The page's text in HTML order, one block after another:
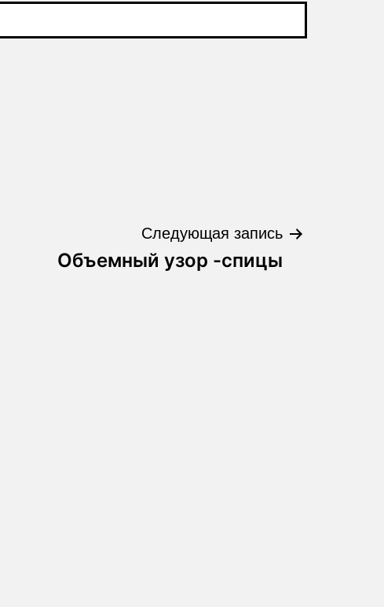
Следующая запись
Объемный узор -спицы